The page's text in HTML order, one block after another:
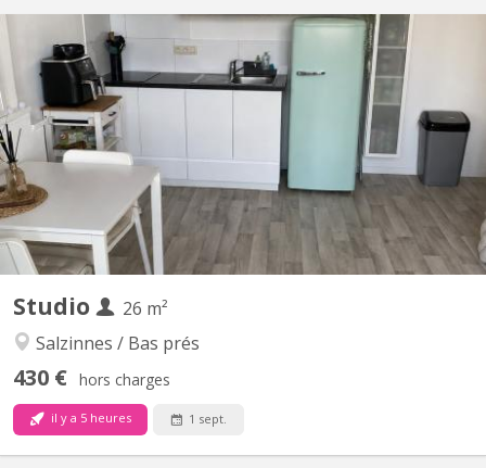
Studio
26 m²
Salzinnes / Bas prés
430 € hors charges
il y a 5 heures 1 sept.
KN 5903
Studio de 26 m2 totalement rénové, dans un immeuble
actuellement occupé par des étudiantes. Entièrement privatif
comprenant cuisine avec points de cuisson, hotte, nombreux
meubles de rangement, frigo, congélateur, table et chaises, 1
bureau avec chaise de bureau, salle de douche (italienne)...